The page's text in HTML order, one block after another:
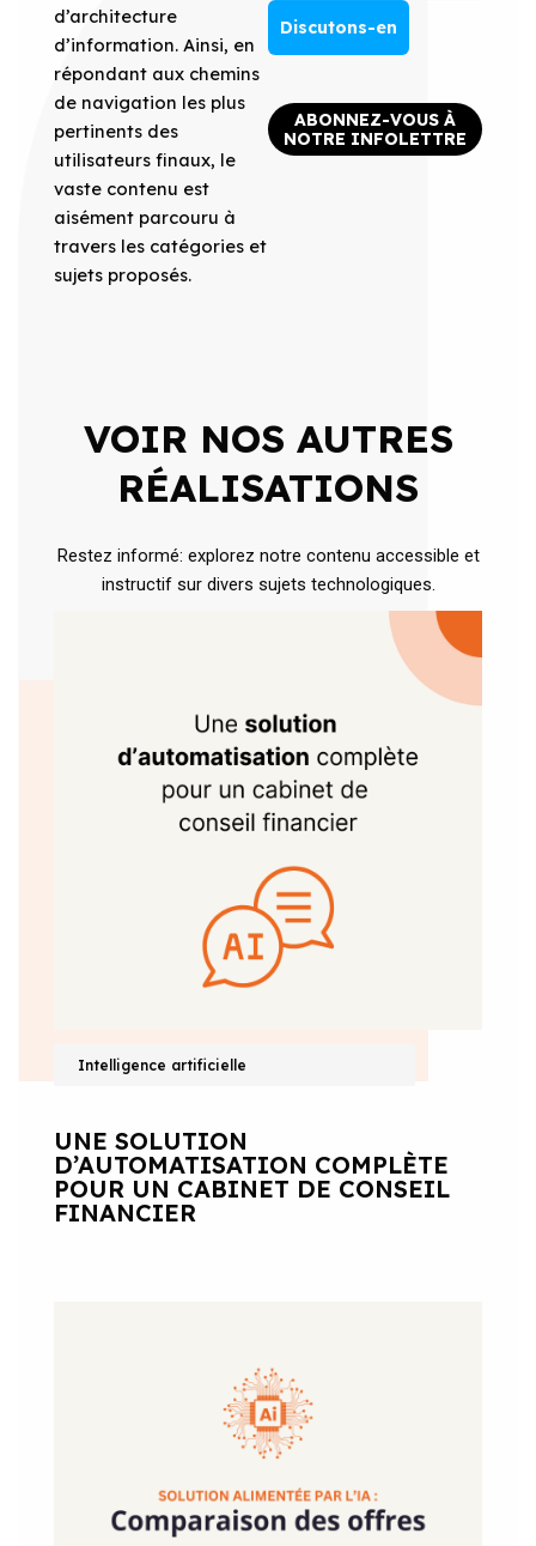
d’architecture
d’information. Ainsi, en
répondant aux chemins
de navigation les plus
pertinents des
utilisateurs finaux, le
vaste contenu est
aisément parcouru à
travers les catégories et
sujets proposés.
Discutons-en
ABONNEZ-VOUS À
NOTRE INFOLETTRE
VOIR NOS AUTRES
RÉALISATIONS
Restez informé: explorez notre contenu accessible et
instructif sur divers sujets technologiques.
Intelligence artificielle
UNE SOLUTION
D’AUTOMATISATION COMPLÈTE
POUR UN CABINET DE CONSEIL
FINANCIER